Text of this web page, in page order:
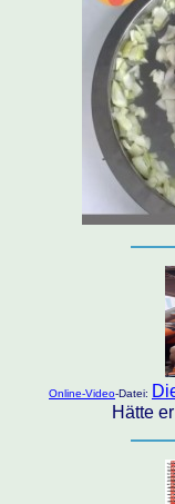
Online-Video-Datei:
Hätte